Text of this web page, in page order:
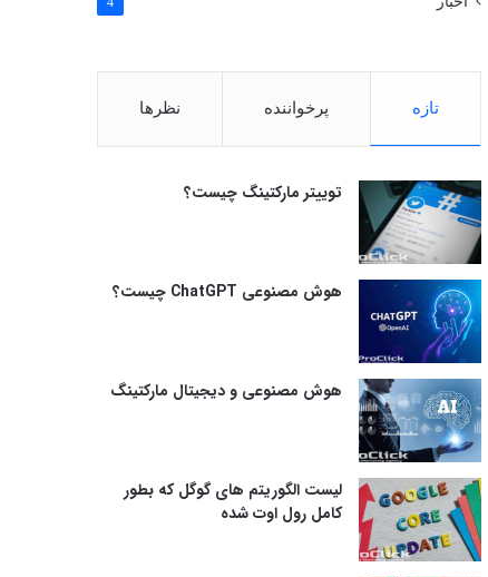
تازه پرخواننده نظرها
توییتر مارکتینگ چیست؟
هوش مصنوعی ChatGPT چیست؟
هوش مصنوعی و دیجیتال مارکتینگ
لیست الگوریتم های گوگل که بطور
کامل رول اوت شده